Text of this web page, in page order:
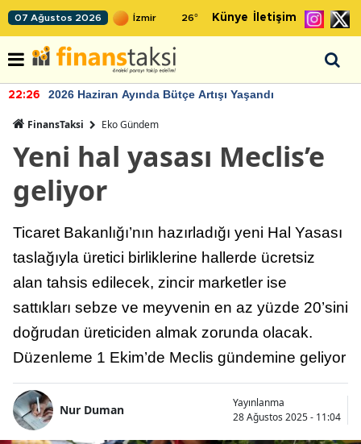
07 Ağustos 2026 26° Künye İletişim
22:26 2026 Haziran Ayında Bütçe Artışı Yaşandı
FinansTaksi Eko Gündem
Yeni hal yasası Meclis’e
geliyor
Ticaret Bakanlığı’nın hazırladığı yeni Hal Yasası
taslağıyla üretici birliklerine hallerde ücretsiz
alan tahsis edilecek, zincir marketler ise
sattıkları sebze ve meyvenin en az yüzde 20’sini
doğrudan üreticiden almak zorunda olacak.
Düzenleme 1 Ekim’de Meclis gündemine geliyor
Nur Duman
Yayınlanma
28 Ağustos 2025 - 11:04